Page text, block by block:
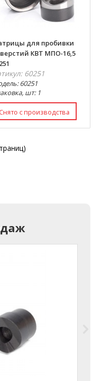
для пробивки
КВТ МПО-16,5
60251
60251
шт: 1